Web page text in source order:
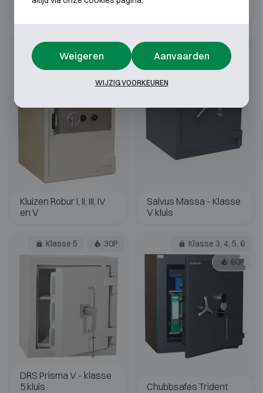
Klasse 1, 2, 3, 4, 5
60P
Kluizen Robur I, II, III, IV
en V
Klasse 5
Salvus Massa - Klasse
V kluis
Klasse 5 30P
DRS Prisma V - klasse
5 kluis
Klasse 3, 4, 5, 6
60P
Chubbsafes Trident
Weigeren Aanvaarden
WIJZIG VOORKEUREN